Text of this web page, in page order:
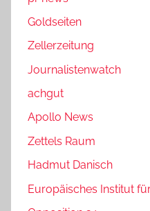
Goldseiten
Zellerzeitung
Journalistenwatch
achgut
Apollo News
Zettels Raum
Hadmut Danisch
Europäisches Institut